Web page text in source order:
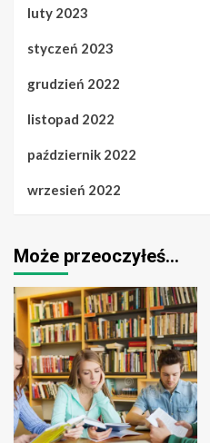
luty 2023
styczeń 2023
grudzień 2022
listopad 2022
październik 2022
wrzesień 2022
Może przeoczyłeś…